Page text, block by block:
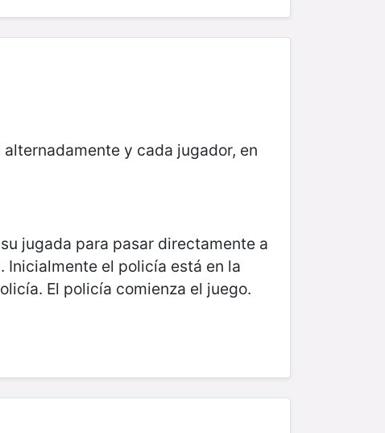
alternadamente y cada jugador, en
jugada para pasar directamente a
Inicialmente el policía está en la
El policía comienza el juego.